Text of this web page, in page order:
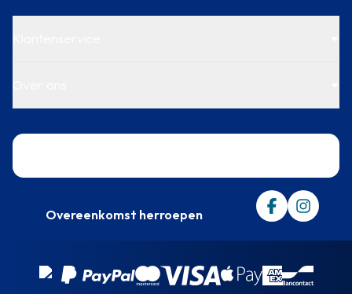
Overeenkomst herroepen